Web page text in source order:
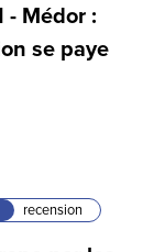
- Médor :
se paye
recension